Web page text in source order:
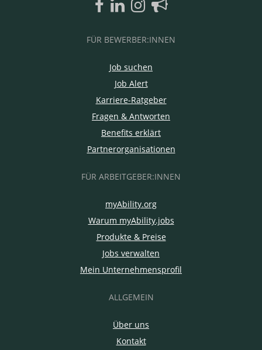
FÜR BEWERBER:INNEN
Job suchen
Job Alert
Karriere-Ratgeber
Fragen & Antworten
Benefits erklärt
Partnerorganisationen
FÜR ARBEITGEBER:INNEN
myAbility.org
Warum myAbility.jobs
Produkte & Preise
Jobs verwalten
Mein Unternehmensprofil
ALLGEMEIN
Über uns
Kontakt